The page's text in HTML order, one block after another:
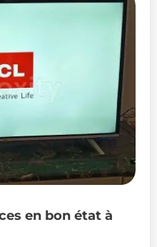
en bon état à